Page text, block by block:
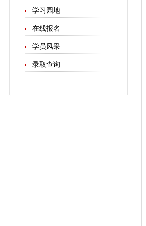
学习园地
在线报名
学员风采
录取查询